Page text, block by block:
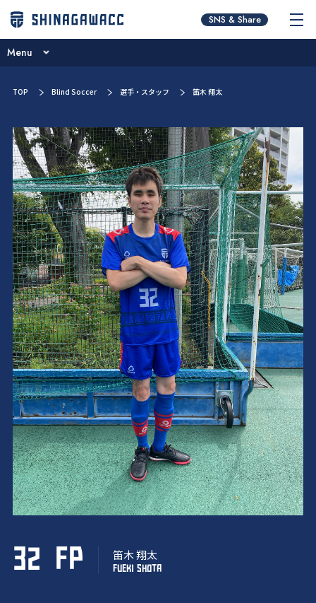
チームコンセプト
ニュース
ブログ
試合日程･結果
選手／スタッフ紹介
お問い合わせ
SNS & Share
Menu
ブログ
試合日程･結果
選手／スタッフ紹介
お問い合わせ
TOP Blind Soccer 選手・スタッフ 笛木 翔太
32 FP 笛木 翔太
FUEKI SHOTA